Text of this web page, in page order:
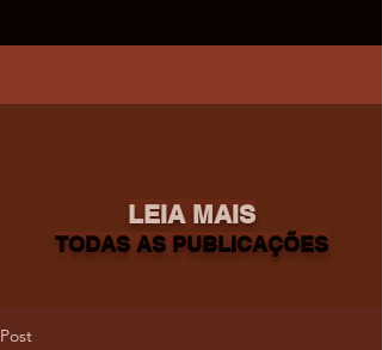
LEIA MAIS
TODAS AS PUBLICAÇÕES
Post